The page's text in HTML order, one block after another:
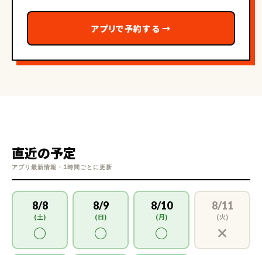
アプリで予約する →
直近の予定
アプリ最新情報・1時間ごとに更新
8/8
(土)
○
8/9
(日)
○
8/10
(月)
○
8/11
(火)
×